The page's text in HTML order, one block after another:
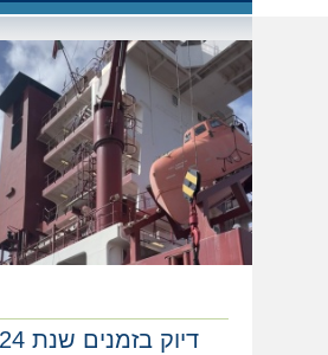
97% דיוק בזמנים שנת 2024